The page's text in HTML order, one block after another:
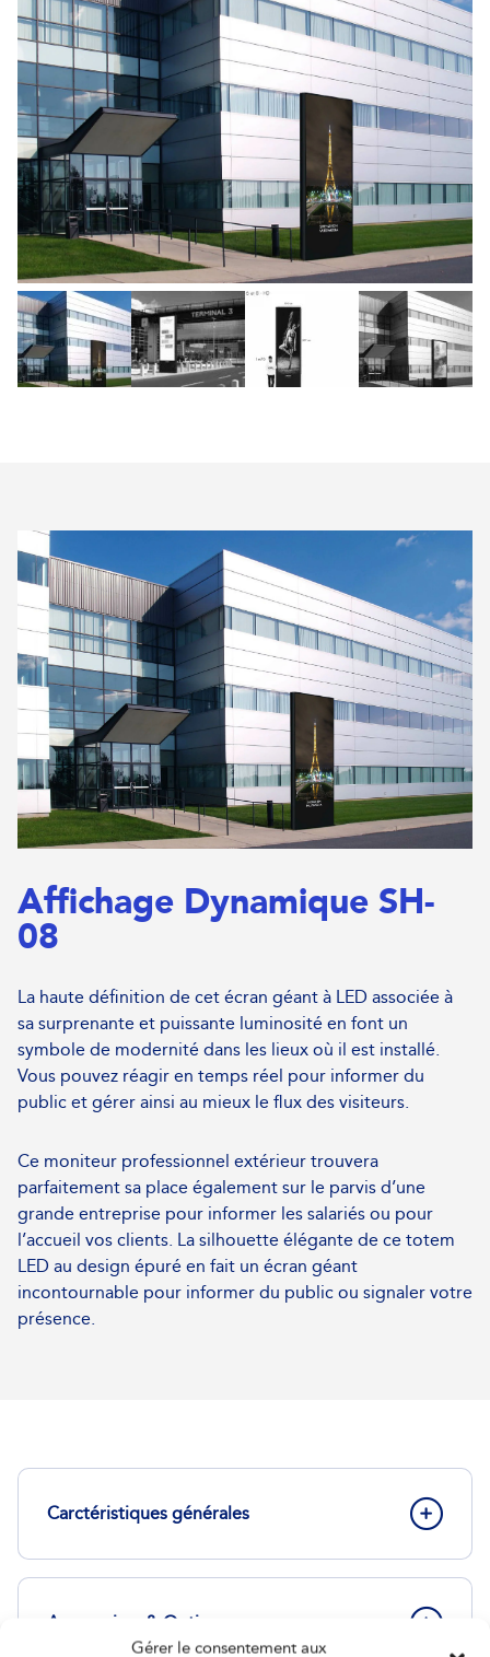
Gérer le consentement aux
Affichage Dynamique SH-
08
La haute définition de cet écran géant à LED associée à
sa surprenante et puissante luminosité en font un
symbole de modernité dans les lieux où il est installé.
Vous pouvez réagir en temps réel pour informer du
public et gérer ainsi au mieux le flux des visiteurs.
Ce moniteur professionnel extérieur trouvera
parfaitement sa place également sur le parvis d’une
grande entreprise pour informer les salariés ou pour
l’accueil vos clients. La silhouette élégante de ce totem
LED au design épuré en fait un écran géant
incontournable pour informer du public ou signaler votre
présence.
Carctéristiques générales
Accessoires & Options